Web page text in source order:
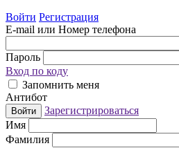
Войти Регистрация
E-mail или Номер телефона
Пароль
Вход по коду
Запомнить меня
Антибот
Войти
Зарегистрироваться
Имя
Фамилия